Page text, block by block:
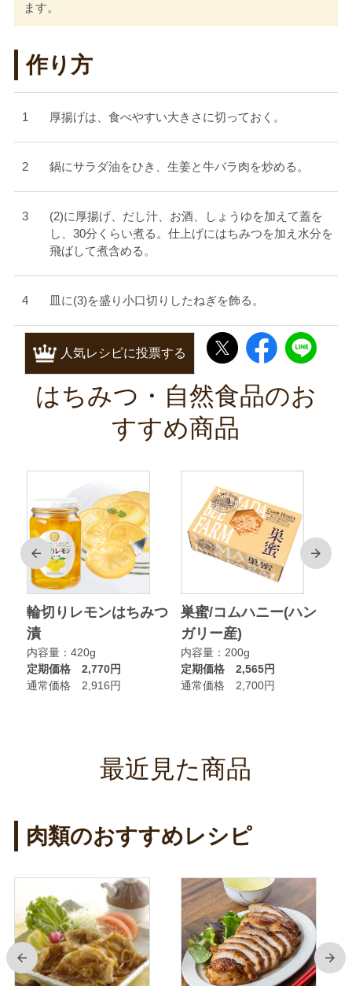
ます。
作り方
厚揚げは、食べやすい大きさに切っておく。
鍋にサラダ油をひき、生姜と牛バラ肉を炒める。
(2)に厚揚げ、だし汁、お酒、しょうゆを加えて蓋を
し、30分くらい煮る。仕上げにはちみつを加え水分を
飛ばして煮含める。
皿に(3)を盛り小口切りしたねぎを飾る。
人気レシピに投票する
はちみつ・自然食品のお
すすめ商品
前
輪切りレモンはちみつ
漬
内容量：420g
定期価格 2,770円
通常価格 2,916円
巣蜜/コムハニー(ハン
ガリー産)
内容量：200g
定期価格 2,565円
通常価格 2,700円
次
最近見た商品
肉類のおすすめレシピ
前 次